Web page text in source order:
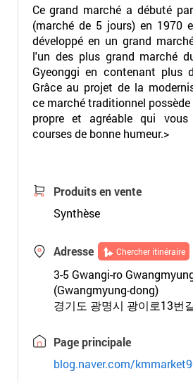
Ce grand marché a débuté
(marché de 5 jours) en 1970
développé en un grand
l'un des plus grand marché
Gyeonggi en contenant plus
Grâce au projet de la
ce marché traditionnel
propre et agréable qui
courses de bonne humeur.>
Produits en vente
Synthèse
Adresse Chercher itinéraire
3-5 Gwangi-ro
(Gwangmyung-dong)
경기도 광명시 광이로13번
Page principale
blog.naver.com/